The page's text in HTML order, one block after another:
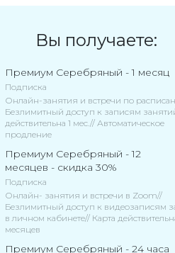
Вы получаете:
Премиум Серебряный - 1 месяц
Подписка
Онлайн-занятия и встречи по
Безлимитный доступ к записям
действительна 1 мес.// Автоматическое
продление
Премиум Серебряный - 12
месяцев - скидка 30%
Подписка
Онлайн- занятия и встречи в Zoom//
Безлимитный доступ к видеозаписям
в личном кабинете// Карта
месяцев
Премиум Серебряный - 24 часа